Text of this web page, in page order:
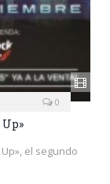
0
el segundo